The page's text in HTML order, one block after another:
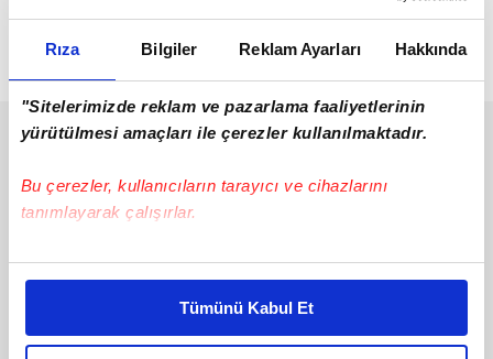
Rıza Bilgiler Reklam Ayarları Hakkında
"Sitelerimizde reklam ve pazarlama faaliyetlerinin
yürütülmesi amaçları ile çerezler kullanılmaktadır.
Bu çerezler, kullanıcıların tarayıcı ve cihazlarını
tanımlayarak çalışırlar.
Bu çerezlere izin vermeniz halinde sizlere özel
daha iyi reklam deneyimi yaşatabiliriz. Bunu yaparken
amacımızın size daha iyi bir reklam deneyimi sunmak
Tümünü Kabul Et
olan 29 yaşındaki futbolcu için sarı-kırmızılı
yönetimin tüm imkanları değerlendireceği ifade
ediliyor.